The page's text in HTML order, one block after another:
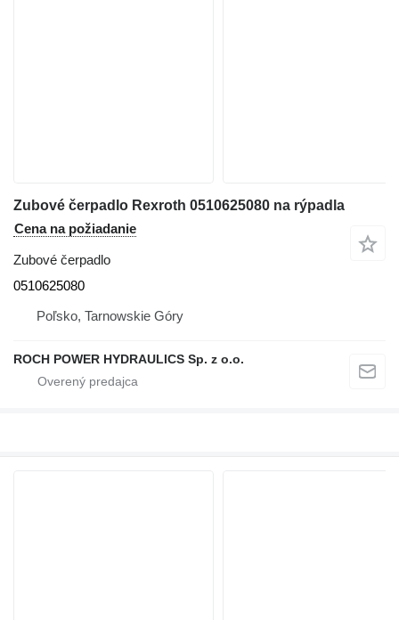
Zubové čerpadlo Rexroth 0510625080 na rýpadla
Cena na požiadanie
Zubové čerpadlo
0510625080
Poľsko, Tarnowskie Góry
ROCH POWER HYDRAULICS Sp. z o.o.